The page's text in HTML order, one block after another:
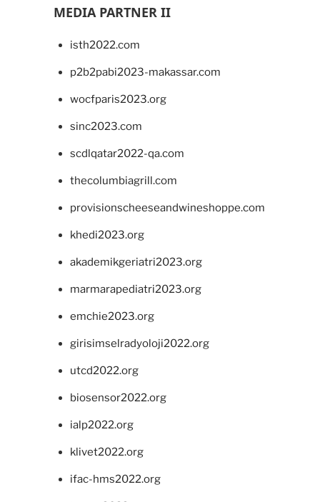
MEDIA PARTNER II
isth2022.com
p2b2pabi2023-makassar.com
wocfparis2023.org
sinc2023.com
scdlqatar2022-qa.com
thecolumbiagrill.com
provisionscheeseandwineshoppe.com
khedi2023.org
akademikgeriatri2023.org
marmarapediatri2023.org
emchie2023.org
girisimselradyoloji2022.org
utcd2022.org
biosensor2022.org
ialp2022.org
klivet2022.org
ifac-hms2022.org